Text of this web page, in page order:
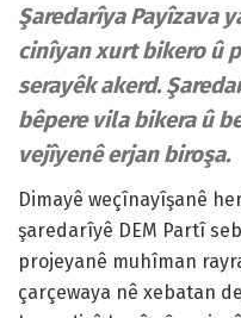
Şaredarîya Payîzava
cinîyan xurt bikero û
serayêk akerd.
bêpere vila bikera û
vejîyenê erjan biroşa.
Dimayê weçînayîşanê
şaredarîyê DEM Partî
projeyanê muhîman
çarçewaya nê xebatan